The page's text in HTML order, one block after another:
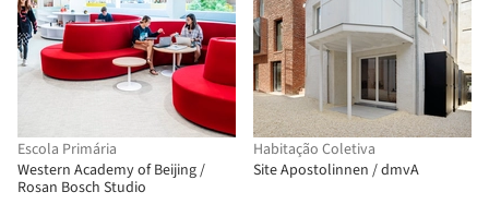
Escola Primária
Western Academy of Beijing /
Rosan Bosch Studio
Habitação Coletiva
Site Apostolinnen / dmvA